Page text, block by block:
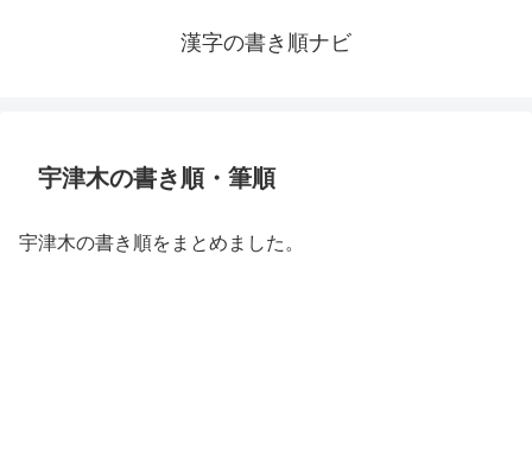
漢字の書き順ナビ
宇津木の書き順・筆順
宇津木の書き順をまとめました。